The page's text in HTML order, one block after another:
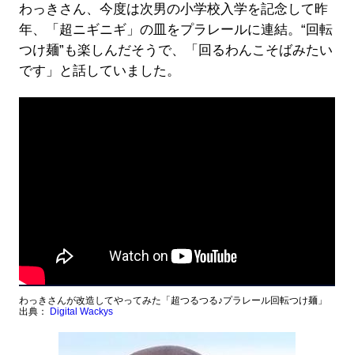
わっきさん、今度は次男の小学校入学を記念して昨
年、「超ニギニギ」の皿をプラレールに連結。“回転
つけ麺”も楽しんだそうで、「回るわんこそばみたい
です」と話していました。
わっきさんが改造してやってみた「超つるつる♪プラレール回転つけ麺」
出典：
Digital Wackys